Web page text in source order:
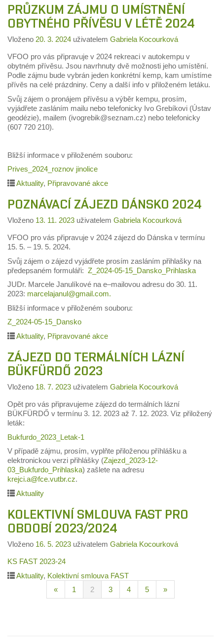
PRŮZKUM ZÁJMU O UMÍSTNĚNÍ
OBYTNÉHO PŘÍVĚSU V LÉTĚ 2024
Vloženo 20. 3. 2024 uživatelem Gabriela Kocourková
VFOO pro vás připravuje v 2024 rekreaci v autokempu v
obytném přívěsu. Jsou navrhnuty dvě možnosti jeho umístění.
Podle zájmu bude vybrán jeden konkrétní kemp, kam umístíme
přívěs na celé prázdniny. Ceny a další info v přiloženém letáku.
Svůj zájem o pronájem přívěsu a výběr kempu, prosím,
vyjádřete zasláním mailu nebo telefonicky Ivo Grebíkovi (Ústav
geodézie), mailem (ivogrebik@seznam.cz) nebo telefonicky
(607 720 210).
Bližší informace v přiloženém souboru:
Prives_2024_roznov jinolice
Aktuality, Připravované akce
POZNÁVACÍ ZÁJEZD DÁNSKO 2024
Vloženo 13. 11. 2023 uživatelem Gabriela Kocourková
VFOO pro vás připravuje v 2024 zájezd do Dánska v termínu
15. 5. – 19. 5. 2024.
Svůj zájem o zájezd vyjádřete prosím zasláním přihlašky na
předepsaném formuláři: Z_2024-05-15_Dansko_Prihlaska
JUDr. Marcele Janulíkové na e–mailovou adresu do 30. 11.
2023: marcelajanul@gmail.com.
Bližší informace v přiloženém souboru:
Z_2024-05-15_Dansko
Aktuality, Připravované akce
ZÁJEZD DO TERMÁLNÍCH LÁZNÍ
BÜKFÜRDŐ 2023
Vloženo 18. 7. 2023 uživatelem Gabriela Kocourková
Opět pro vás připravujeme zájezd do termálních lázní
BÜKFÜRDŐ v termínu 3. 12. 2023 až 7. 12. 2023. Viz přiložený
leták:
Bukfurdo_2023_Letak-1
V případě zájmu, prosím, vyplňte přiloženou příhlášku a
elektronickou verzi přihlášky (Zajezd_2023-12-
03_Bukfurdo_Prihlaska) zašlete na adresu
krejci.a@fce.vutbr.cz.
Aktuality
KOLEKTIVNÍ SMLOUVA FAST PRO
OBDOBÍ 2023/2024
Vloženo 16. 5. 2023 uživatelem Gabriela Kocourková
KS FAST 2023-24
Aktuality, Kolektivní smlouva FAST
«
1 2 3 4 5 »